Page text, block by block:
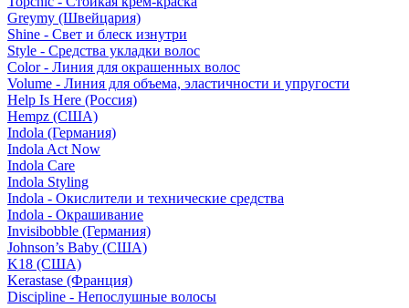
Greymy (Швейцария)
Shine - Свет и блеск изнутри
Style - Средства укладки волос
Color - Линия для окрашенных волос
Volume - Линия для объема, эластичности и упругости
Help Is Here (Россия)
Hempz (США)
Indola (Германия)
Indola Act Now
Indola Care
Indola Styling
Indola - Окислители и технические средства
Indola - Окрашивание
Invisibobble (Германия)
Johnson’s Baby (США)
K18 (США)
Kerastase (Франция)
Discipline - Непослушные волосы